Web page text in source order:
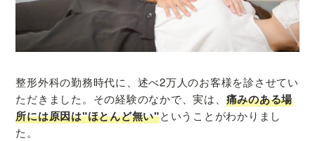
整形外科の勤務時代に、述べ2万人のお客様を診させてい
ただきました。その経験のなかで、実は、 痛みのある場
所には原因は"ほとんど無い"ということがわかりまし
た。